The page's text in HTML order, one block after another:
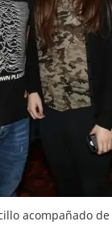
acompañado